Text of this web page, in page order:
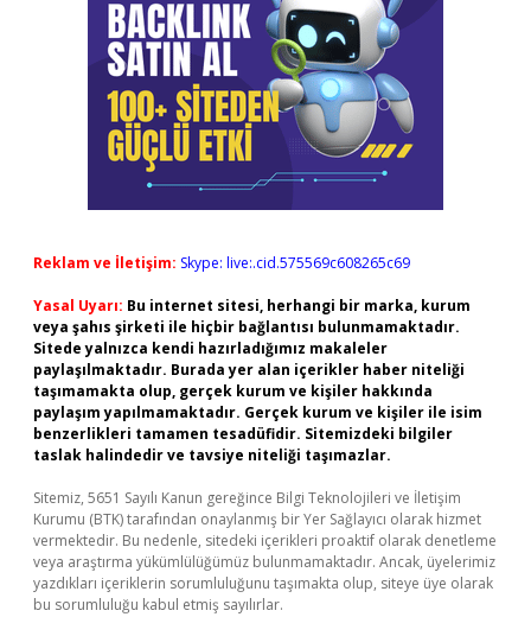
Reklam ve İletişim: Skype: live:.cid.575569c608265c69
Yasal Uyarı: Bu internet sitesi, herhangi bir marka, kurum
veya şahıs şirketi ile hiçbir bağlantısı bulunmamaktadır.
Sitede yalnızca kendi hazırladığımız makaleler
paylaşılmaktadır. Burada yer alan içerikler haber niteliği
taşımamakta olup, gerçek kurum ve kişiler hakkında
paylaşım yapılmamaktadır. Gerçek kurum ve kişiler ile isim
benzerlikleri tamamen tesadüfidir. Sitemizdeki bilgiler
taslak halindedir ve tavsiye niteliği taşımazlar.
Sitemiz, 5651 Sayılı Kanun gereğince Bilgi Teknolojileri ve İletişim
Kurumu (BTK) tarafından onaylanmış bir Yer Sağlayıcı olarak hizmet
vermektedir. Bu nedenle, sitedeki içerikleri proaktif olarak denetleme
veya araştırma yükümlülüğümüz bulunmamaktadır. Ancak, üyelerimiz
yazdıkları içeriklerin sorumluluğunu taşımakta olup, siteye üye olarak
bu sorumluluğu kabul etmiş sayılırlar.